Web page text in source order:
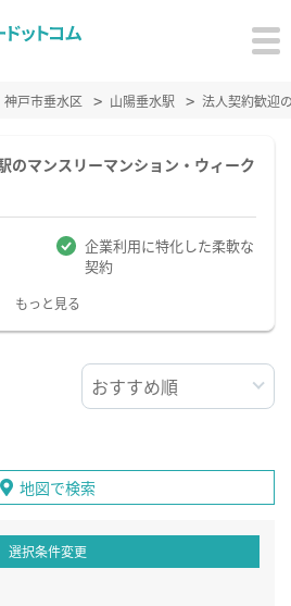
神戸市垂水区 山陽垂水駅 法人契約歓迎
のマンスリーマンション・ウィーク
企業利用に特化した柔軟な
契約
もっと見る
地図で検索
選択条件変更